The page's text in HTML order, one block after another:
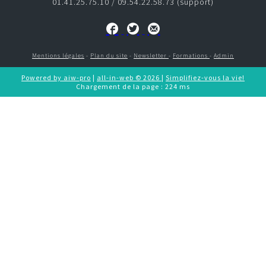
Mentions légales - Plan du site - Newsletter - Formations - Admin
Powered by aiw-pro | all-in-web © 2026 | Simplifiez-vous la vie!
Chargement de la page : 224 ms